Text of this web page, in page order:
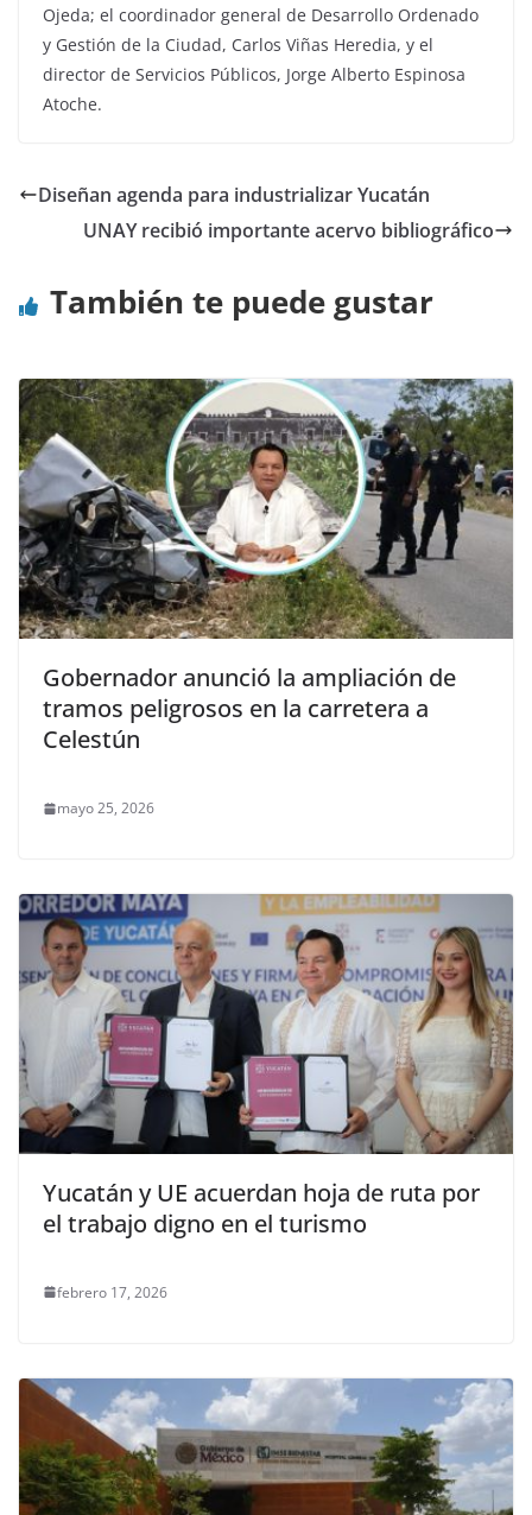
Ojeda; el coordinador general de Desarrollo Ordenado
y Gestión de la Ciudad, Carlos Viñas Heredia, y el
director de Servicios Públicos, Jorge Alberto Espinosa
Atoche.
Diseñan agenda para industrializar Yucatán
UNAY recibió importante acervo bibliográfico
También te puede gustar
Gobernador anunció la ampliación de
tramos peligrosos en la carretera a
Celestún
mayo 25, 2026
Yucatán y UE acuerdan hoja de ruta por
el trabajo digno en el turismo
febrero 17, 2026